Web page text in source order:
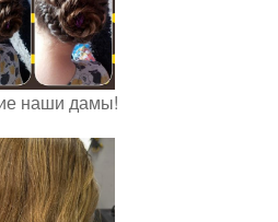
наши дамы!